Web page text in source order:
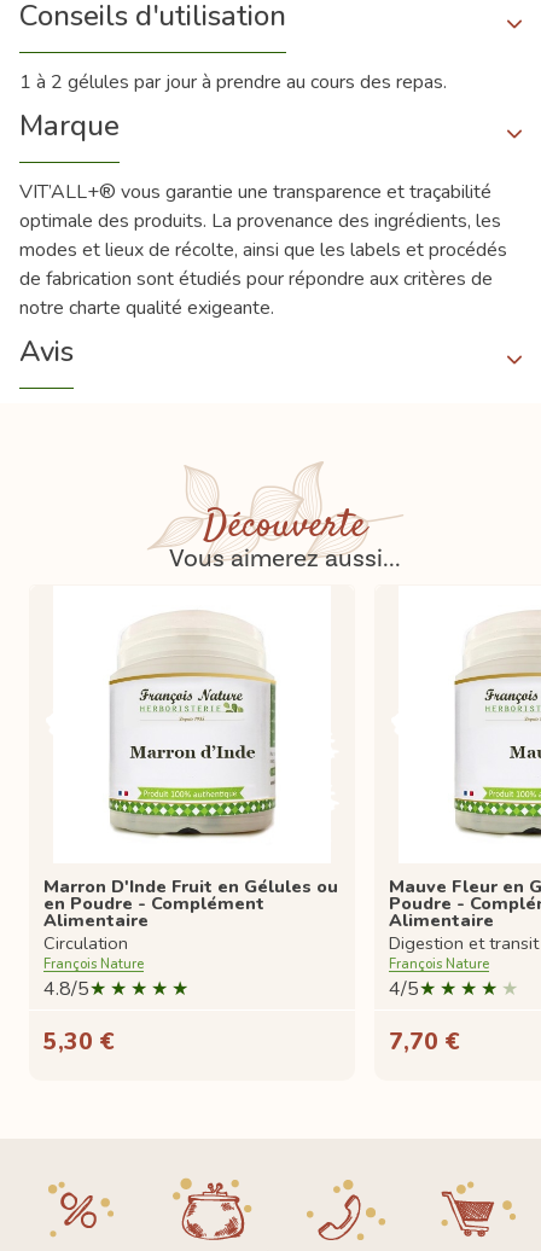
Conseils d'utilisation
1 à 2 gélules par jour à prendre au cours des repas.
Marque
VIT’ALL+® vous garantie une transparence et traçabilité
optimale des produits. La provenance des ingrédients, les
modes et lieux de récolte, ainsi que les labels et procédés
de fabrication sont étudiés pour répondre aux critères de
notre charte qualité exigeante.
Avis
Découverte
Vous aimerez aussi...
Marron D'Inde Fruit en Gélules ou
en Poudre - Complément
Alimentaire
Circulation
François Nature
4.8/5
5,30 €
Mauve Fleur en
Poudre -
Alimentaire
Digestion et transit
François Nature
4/5
7,70 €